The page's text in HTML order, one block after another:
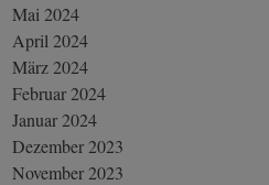
Mai 2024
April 2024
März 2024
Februar 2024
Januar 2024
Dezember 2023
November 2023